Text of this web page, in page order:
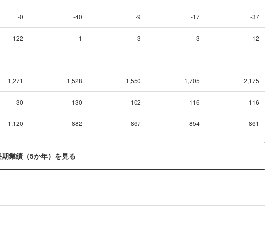
-0 -40 -9 -17 -37
122 1 -3 3 -12
1,271 1,528 1,550 1,705 2,175
30 130 102 116 116
1,120 882 867 854 861
業績（5か年）を見る